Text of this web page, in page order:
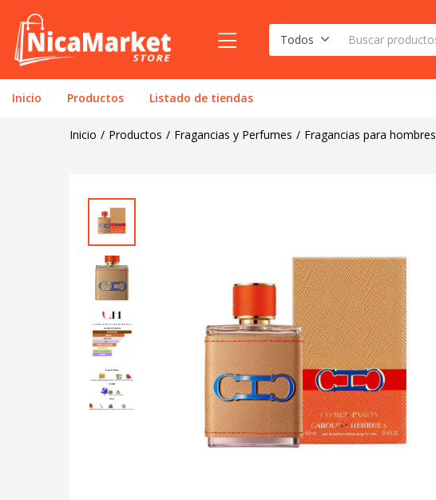
Todos
Inicio Productos Listado de tiendas
Inicio Productos Fragancias y Perfumes Fragancias para hombres